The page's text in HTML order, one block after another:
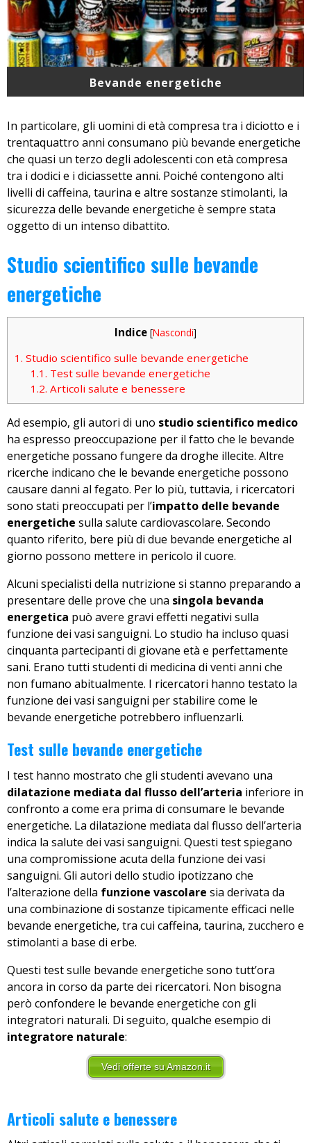
Bevande energetiche
In particolare, gli uomini di età compresa tra i diciotto e i
trentaquattro anni consumano più bevande energetiche
che quasi un terzo degli adolescenti con età compresa
tra i dodici e i diciassette anni. Poiché contengono alti
livelli di caffeina, taurina e altre sostanze stimolanti, la
sicurezza delle bevande energetiche è sempre stata
oggetto di un intenso dibattito.
Studio scientifico sulle bevande
energetiche
Indice [Nascondi]
1. Studio scientifico sulle bevande energetiche
1.1. Test sulle bevande energetiche
1.2. Articoli salute e benessere
Ad esempio, gli autori di uno studio scientifico medico
ha espresso preoccupazione per il fatto che le bevande
energetiche possano fungere da droghe illecite. Altre
ricerche indicano che le bevande energetiche possono
causare danni al fegato. Per lo più, tuttavia, i ricercatori
sono stati preoccupati per l’impatto delle bevande
energetiche sulla salute cardiovascolare. Secondo
quanto riferito, bere più di due bevande energetiche al
giorno possono mettere in pericolo il cuore.
Alcuni specialisti della nutrizione si stanno preparando a
presentare delle prove che una singola bevanda
energetica può avere gravi effetti negativi sulla
funzione dei vasi sanguigni. Lo studio ha incluso quasi
cinquanta partecipanti di giovane età e perfettamente
sani. Erano tutti studenti di medicina di venti anni che
non fumano abitualmente. I ricercatori hanno testato la
funzione dei vasi sanguigni per stabilire come le
bevande energetiche potrebbero influenzarli.
Test sulle bevande energetiche
I test hanno mostrato che gli studenti avevano una
dilatazione mediata dal flusso dell’arteria inferiore in
confronto a come era prima di consumare le bevande
energetiche. La dilatazione mediata dal flusso dell’arteria
indica la salute dei vasi sanguigni. Questi test spiegano
una compromissione acuta della funzione dei vasi
sanguigni. Gli autori dello studio ipotizzano che
l’alterazione della funzione vascolare sia derivata da
una combinazione di sostanze tipicamente efficaci nelle
bevande energetiche, tra cui caffeina, taurina, zucchero e
stimolanti a base di erbe.
Questi test sulle bevande energetiche sono tutt’ora
ancora in corso da parte dei ricercatori. Non bisogna
però confondere le bevande energetiche con gli
integratori naturali. Di seguito, qualche esempio di
integratore naturale:
Vedi offerte su Amazon.it
Articoli salute e benessere